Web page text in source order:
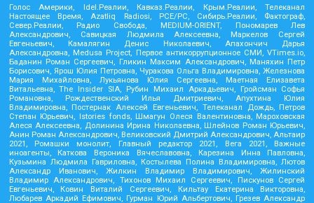
Голос Америки, Idel.Реалии, Кавказ.Реалии, Крым.Реалии, Телеканал
Настоящее Время, Azatliq Radiosi, PCE/PC, Сибирь.Реалии, Фактограф,
Север.Реалии, Радио Свобода, MEDIUM-ORIENT, Пономарев Лев
Александрович, Савицкая Людмила Алексеевна, Маркелов Сергей
Евгеньевич, Камалягин Денис Николаевич, Апахончич Дарья
Александровна, Medusa Project, Первое антикоррупционное СМИ, VTimes.io,
Баданин Роман Сергеевич, Гликин Максим Александрович, Маняхин Петр
Борисович, Ярош Юлия Петровна, Чуракова Ольга Владимировна, Железнова
Мария Михайловна, Лукьянова Юлия Сергеевна, Маетная Елизавета
Витальевна, The Insider SIA, Рубин Михаил Аркадьевич, Гройсман Софья
Романовна, Рождественский Илья Дмитриевич, Апухтина Юлия
Владимировна, Постернак Алексей Евгеньевич, Телеканал Дождь, Петров
Степан Юрьевич, Istories fonds, Шмагун Олеся Валентиновна, Мароховская
Алеся Алексеевна, Долинина Ирина Николаевна, Шлейнов Роман Юрьевич,
Анин Роман Александрович, Великовский Дмитрий Александрович, Альтаир
2021, Ромашки монолит, Главный редактор 2021, Вега 2021, Важные
иноагенты, Каткова Вероника Вячеславовна, Карезина Инна Павловна,
Кузьмина Людмила Гавриловна, Костылева Полина Владимировна, Лютов
Александр Иванович, Жилкин Владимир Владимирович, Жилинский
Владимир Александрович, Тихонов Михаил Сергеевич, Пискунов Сергей
Евгеньевич, Ковин Виталий Сергеевич, Кильтау Екатерина Викторовна,
Любарев Аркадий Ефимович, Гурман Юрий Альбертович, Грезев Александр